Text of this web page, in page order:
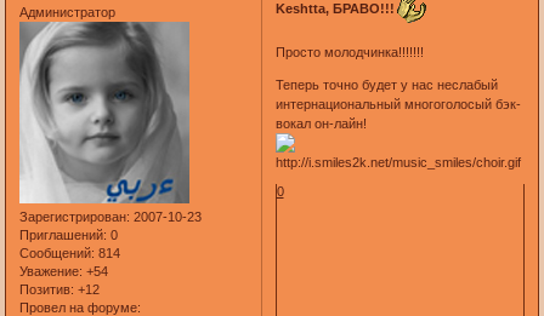
Администратор
Зарегистрирован: 2007-10-23
Приглашений: 0
Сообщений: 814
Уважение: +54
Позитив: +12
Провел на форуме:
Keshtta, БРАВО!!!
Просто молодчинка!!!!!!!
Теперь точно будет у нас неслабый
интернациональный многоголосый бэк-
вокал он-лайн!
0